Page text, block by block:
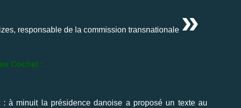
responsable de la commission transnationale »
Cochet :
à minuit la présidence danoise a proposé un texte au